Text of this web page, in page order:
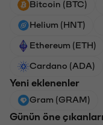
Bitcoin (BTC)
Helium (HNT)
Ethereum (ETH)
Cardano (ADA)
Yeni eklenenler
Gram (GRAM)
Günün öne çıkanları